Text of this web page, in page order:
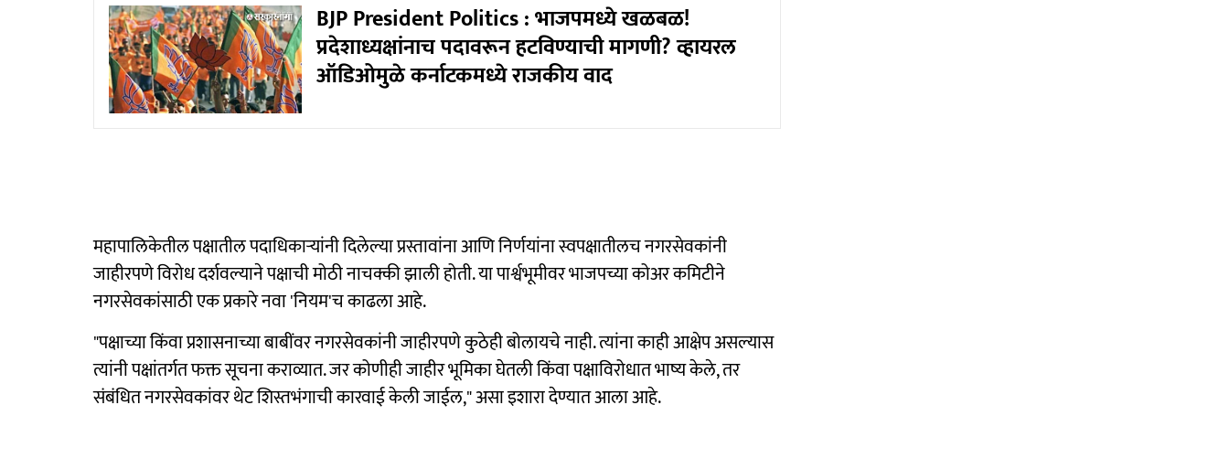
BJP President Politics : भाजपमध्ये खळबळ!
प्रदेशाध्यक्षांनाच पदावरून हटविण्याची मागणी? व्हायरल
ऑडिओमुळे कर्नाटकमध्ये राजकीय वाद
महापालिकेतील पक्षातील पदाधिकाऱ्यांनी दिलेल्या प्रस्तावांना आणि निर्णयांना स्वपक्षातीलच नगरसेवकांनी
जाहीरपणे विरोध दर्शवल्याने पक्षाची मोठी नाचक्की झाली होती. या पार्श्वभूमीवर भाजपच्या कोअर कमिटीने
नगरसेवकांसाठी एक प्रकारे नवा 'नियम'च काढला आहे.
"पक्षाच्या किंवा प्रशासनाच्या बाबींवर नगरसेवकांनी जाहीरपणे कुठेही बोलायचे नाही. त्यांना काही आक्षेप असल्यास
त्यांनी पक्षांतर्गत फक्त सूचना कराव्यात. जर कोणीही जाहीर भूमिका घेतली किंवा पक्षाविरोधात भाष्य केले, तर
संबंधित नगरसेवकांवर थेट शिस्तभंगाची कारवाई केली जाईल," असा इशारा देण्यात आला आहे.